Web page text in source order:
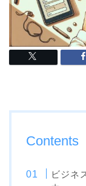
Contents
ビジネ